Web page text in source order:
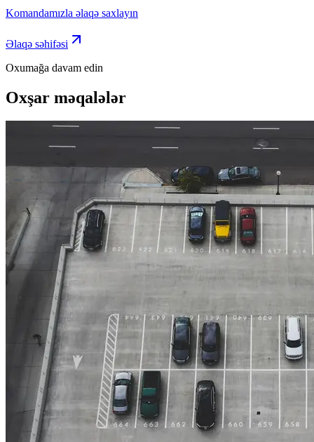
Komandamızla əlaqə saxlayın
Əlaqə səhifəsi
Oxumağa davam edin
Oxşar məqalələr